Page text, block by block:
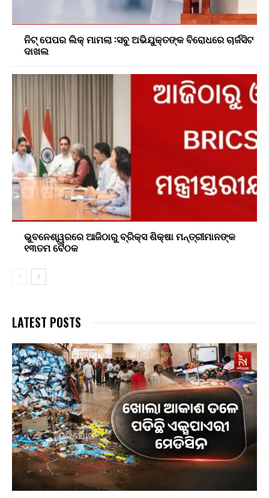
ନିଟ୍ ପେପର ଲିକ୍ ମାମଲା :ସବୁ ଅଭିଯୁକ୍ତଙ୍କ ବିରୋଧରେ ଚାର୍ଜସିଟ
ଦାଖଲ
ଭୁବନେଶ୍ୱରରେ ଆଜିଠାରୁ ବ୍ରିକ୍ସ ଶିକ୍ଷା ମନ୍ତ୍ରୀମାନଙ୍କ
୧୩ତମ ବୈଠକ
LATEST POSTS